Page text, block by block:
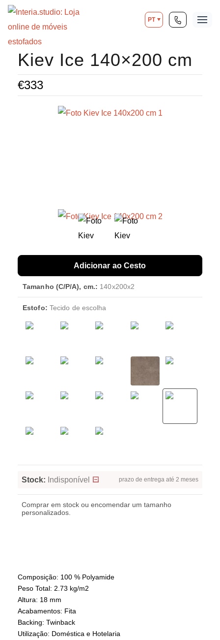
PT
Kiev Ice 140×200 cm
€333
Tamanho (C/P/A), cm.: 140x200x2
Estofo: Tecido de escolha
Stock: Indisponível prazo de entrega até 2 meses
Comprar em stock ou encomendar um tamanho
personalizados.
Adicionar ao Cesto
Composição: 100 % Polyamide
Peso Total: 2.73 kg/m2
Altura: 18 mm
Acabamentos: Fita
Backing: Twinback
Utilização: Doméstica e Hotelaria